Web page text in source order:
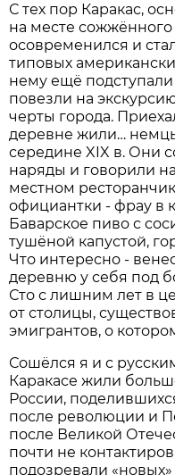
С тех пор Каракас,
на месте сожжённого
осовременился и
типовых
нему ещё
повезли на
черты города.
деревне жили…
середине XIX в. Они
наряды и говорили
местном
официантки - фрау в
Баварское пиво с
тушёной капустой,
Что интересно -
деревню у себя под
Сто с лишним лет в
от столицы,
эмигрантов, о
Сошёлся я и с
Каракасе жили
России,
после революции и
после Великой
почти не
подозревали